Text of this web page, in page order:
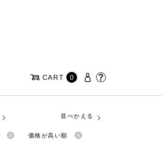
CART 0
並べかえる
価格が高い順